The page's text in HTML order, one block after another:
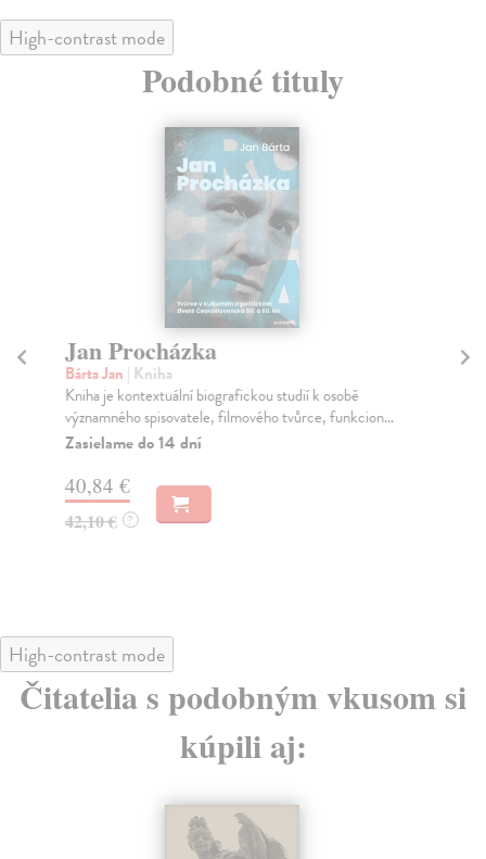
High-contrast mode
Podobné tituly
Jan Procházka
Bárta Jan | Kniha
Kniha je kontextuální biografickou studií k osobě
významného spisovatele, filmového tvůrce, funkcion...
Zasielame do 14 dní
40,84 €
42,10 € ?
High-contrast mode
Čitatelia s podobným vkusom si
kúpili aj: